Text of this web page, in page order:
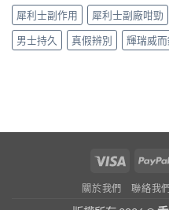
犀利士副作用
犀利士副廠咁勁
男士持久
真假辨別 輝瑞威而
Visa
關於我們 聯絡我們